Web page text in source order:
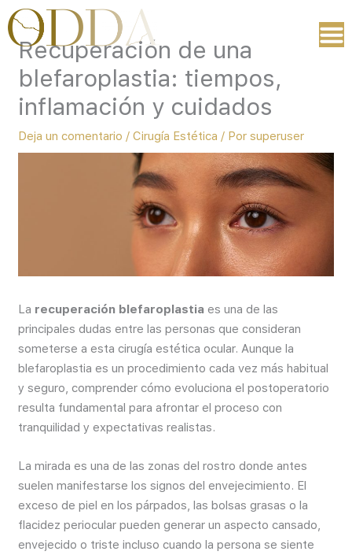
contenido
Recuperación de una
blefaroplastia: tiempos,
inflamación y cuidados
Deja un comentario /Cirugía Estética / Porsuperuser
La recuperación blefaroplastia es una de las
principales dudas entre las personas que consideran
someterse a esta cirugía estética ocular. Aunque la
blefaroplastia es un procedimiento cada vez más habitual
y seguro, comprender cómo evoluciona el postoperatorio
resulta fundamental para afrontar el proceso con
tranquilidad y expectativas realistas.
La mirada es una de las zonas del rostro donde antes
suelen manifestarse los signos del envejecimiento. El
exceso de piel en los párpados, las bolsas grasas o la
flacidez periocular pueden generar un aspecto cansado,
envejecido o triste incluso cuando la persona se siente